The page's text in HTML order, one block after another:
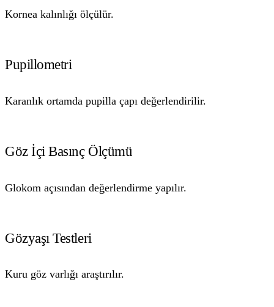
Kornea kalınlığı ölçülür.
Pupillometri
Karanlık ortamda pupilla çapı değerlendirilir.
Göz İçi Basınç Ölçümü
Glokom açısından değerlendirme yapılır.
Gözyaşı Testleri
Kuru göz varlığı araştırılır.